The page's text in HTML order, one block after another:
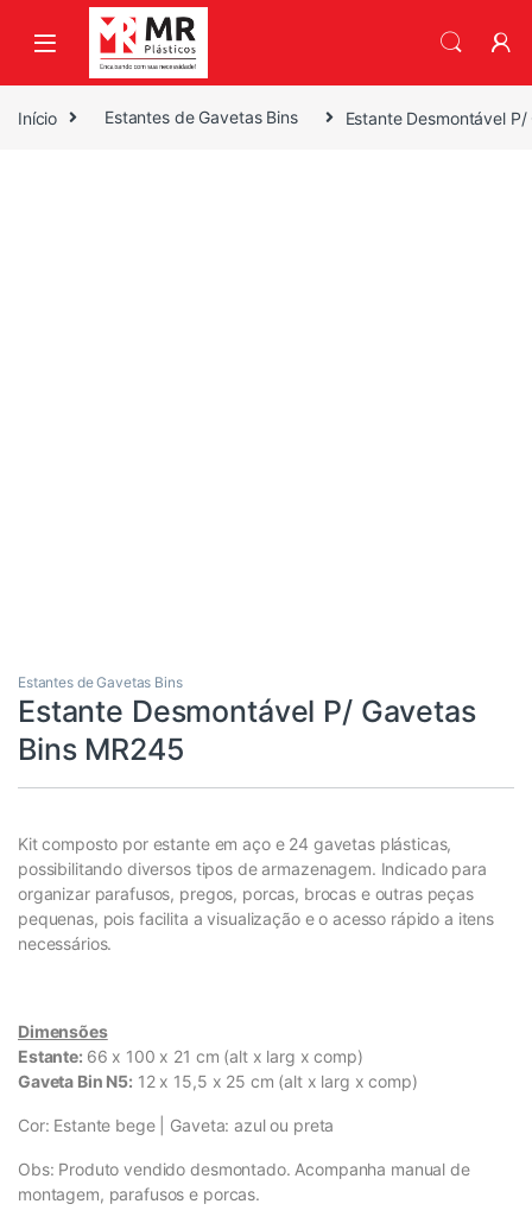
Skip to navigation
Skip to content
Início Estantes de Gavetas Bins Estante Desmontável
Estantes de Gavetas Bins
Estante Desmontável P/ Gavetas
Bins MR245
Kit composto por estante em aço e 24 gavetas plásticas,
possibilitando diversos tipos de armazenagem. Indicado para
organizar parafusos, pregos, porcas, brocas e outras peças
pequenas, pois facilita a visualização e o acesso rápido a itens
necessários.
Dimensões
Estante: 66 x 100 x 21 cm (alt x larg x comp)
Gaveta Bin N5: 12 x 15,5 x 25 cm (alt x larg x comp)
Cor: Estante bege | Gaveta: azul ou preta
Obs: Produto vendido desmontado. Acompanha manual de
montagem, parafusos e porcas.